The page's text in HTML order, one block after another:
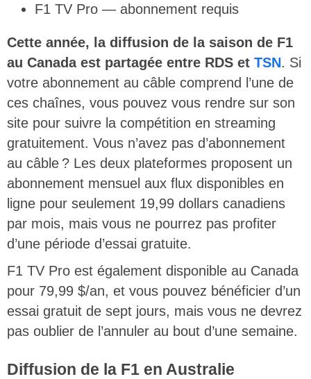
F1 TV Pro — abonnement requis
Cette année, la diffusion de la saison de F1
au Canada est partagée entre RDS et TSN. Si
votre abonnement au câble comprend l’une de
ces chaînes, vous pouvez vous rendre sur son
site pour suivre la compétition en streaming
gratuitement. Vous n’avez pas d’abonnement
au câble ? Les deux plateformes proposent un
abonnement mensuel aux flux disponibles en
ligne pour seulement 19,99 dollars canadiens
par mois, mais vous ne pourrez pas profiter
d’une période d’essai gratuite.
F1 TV Pro est également disponible au Canada
pour 79,99 $/an, et vous pouvez bénéficier d’un
essai gratuit de sept jours, mais vous ne devrez
pas oublier de l’annuler au bout d’une semaine.
Diffusion de la F1 en Australie